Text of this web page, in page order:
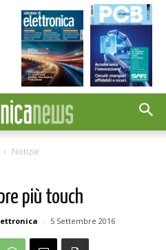
Notizie
più touch
- 5 Settembre 2016